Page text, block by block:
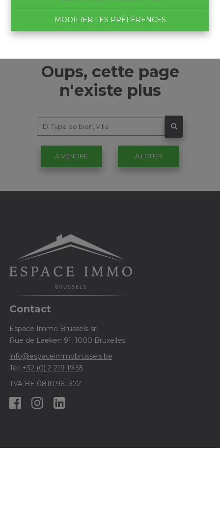
MODIFIER LES PRÉFÉRENCES
Oups, cette page
n'existe plus
À VENDRE À LOUER
Contact
Espace Immo Brussels srl
Rue de Laeken 91, 1000 Bruxelles
info@espaceimmobrussels.be
Tel: +32 (0) 2 219 19 55
TVA BE 0810.961.372